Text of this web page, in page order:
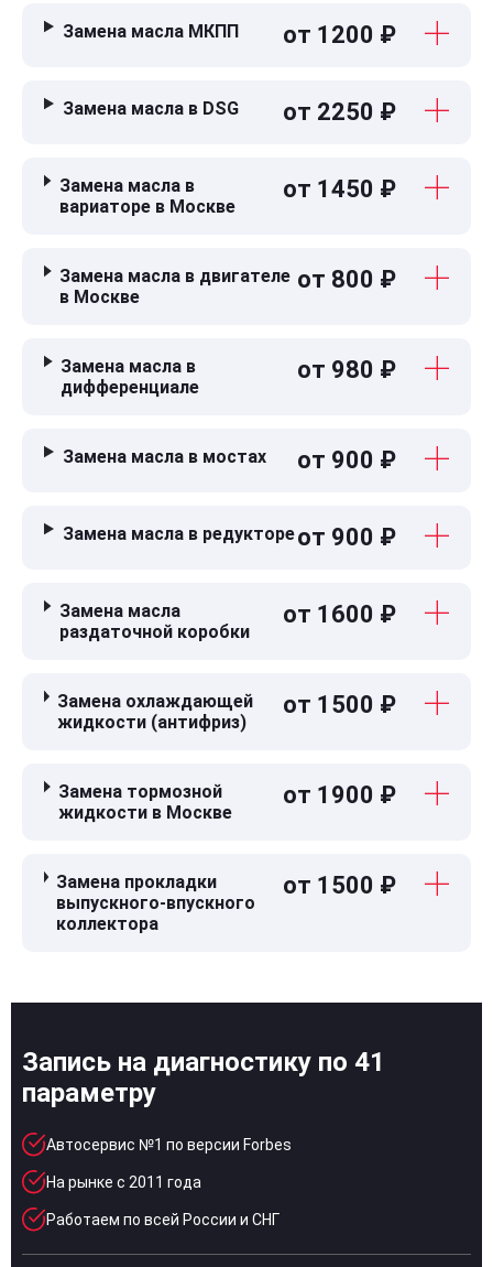
Замена масла МКПП от 1200 ₽
Замена масла в DSG от 2250 ₽
Замена масла в
вариаторе в Москве
от 1450 ₽
Замена масла в двигателе
в Москве
от 800 ₽
Замена масла в
дифференциале
от 980 ₽
Замена масла в мостах от 900 ₽
Замена масла в редуктореот 900 ₽
Замена масла
раздаточной коробки
от 1600 ₽
Замена охлаждающей
жидкости (антифриз)
от 1500 ₽
Замена тормозной
жидкости в Москве
от 1900 ₽
Замена прокладки
выпускного-впускного
коллектора
от 1500 ₽
Запись на диагностику по 41
параметру
Автосервис №1 по версии Forbes
На рынке с 2011 года
Работаем по всей России и СНГ